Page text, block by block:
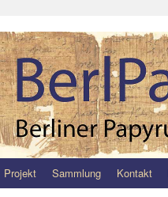
ZumProjekt Sammlung Kontakt